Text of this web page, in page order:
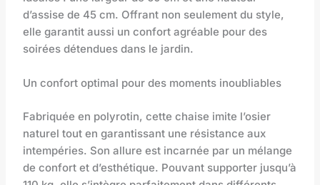
d’assise de 45 cm. Offrant non seulement du style,
elle garantit aussi un confort agréable pour des
soirées détendues dans le jardin.
Un confort optimal pour des moments inoubliables
Fabriquée en polyrotin, cette chaise imite l’osier
naturel tout en garantissant une résistance aux
intempéries. Son allure est incarnée par un mélange
de confort et d’esthétique. Pouvant supporter jusqu’à